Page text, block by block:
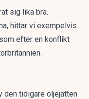
sig lika bra.
hittar vi exempelvis
efter en konflikt
den tidigare oljejätten